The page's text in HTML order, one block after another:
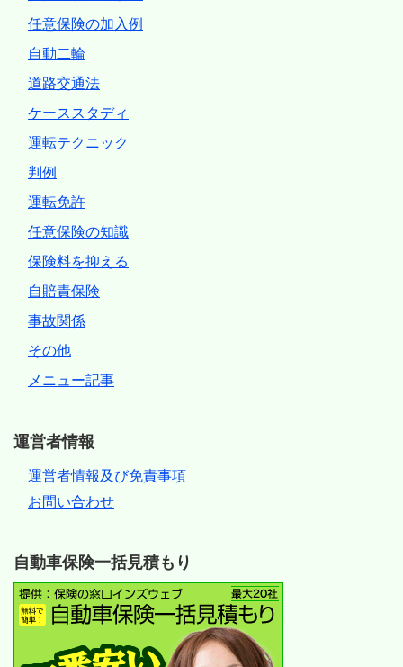
任意保険の加入例
自動二輪
道路交通法
ケーススタディ
運転テクニック
判例
運転免許
任意保険の知識
保険料を抑える
自賠責保険
事故関係
その他
メニュー記事
運営者情報
運営者情報及び免責事項
お問い合わせ
自動車保険一括見積もり